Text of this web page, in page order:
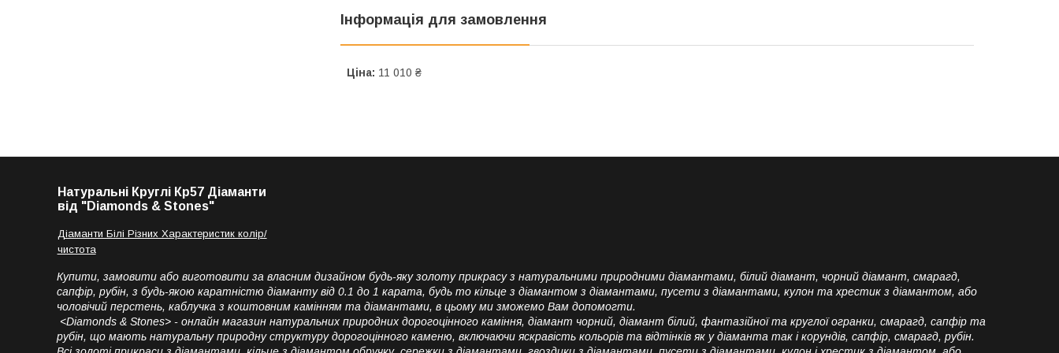
Інформація для замовлення
Ціна: 11 010 ₴
Натуральні Круглі Кр57 Діаманти
від "Diamonds & Stones"
Діаманти Білі Різних Характеристик колір/
чистота
Купити, замовити або виготовити за власним дизайном будь-яку золоту прикрасу з натуральними природними діамантами, білий діамант, чорний діамант, смарагд,
сапфір, рубін, з будь-якою каратністю діаманту від 0.1 до 1 карата, будь то кільце з діамантом з діамантами, пусети з діамантами, кулон та хрестик з діамантом, або
чоловічий перстень, каблучка з коштовним камінням та діамантами, в цьому ми зможемо Вам допомогти.
<Diamonds & Stones> - онлайн магазин натуральних природних дорогоцінного каміння, діамант чорний, діамант білий, фантазійної та круглої огранки, смарагд, сапфір та
рубін, що мають натуральну природну структуру дорогоцінного каменю, включаючи яскравість кольорів та відтінків як у діаманта так і корундів, сапфір, смарагд, рубін.